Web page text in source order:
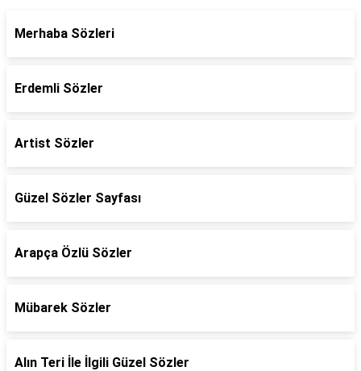
Merhaba Sözleri
Erdemli Sözler
Artist Sözler
Güzel Sözler Sayfası
Arapça Özlü Sözler
Mübarek Sözler
Alın Teri İle İlgili Güzel Sözler